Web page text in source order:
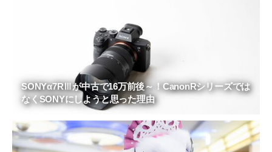
SONYα7RⅢが中古で16万前後～！CanonRシリーズでは
なくSONYにしようと思った理由